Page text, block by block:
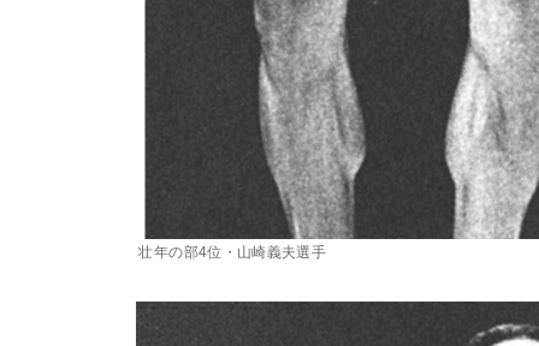
壮年の部4位・山崎義夫選手